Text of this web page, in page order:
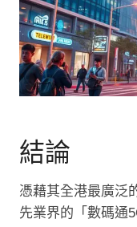
結論
憑藉其全港最廣泛
先業界的「數碼通